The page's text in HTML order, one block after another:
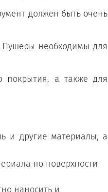
должен быть очень
Пушеры необходимы для
покрытия, а также для
и другие материалы, а
по поверхности
наносить и